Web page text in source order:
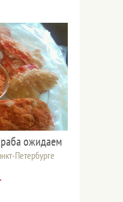
ожидаем
Петербурге